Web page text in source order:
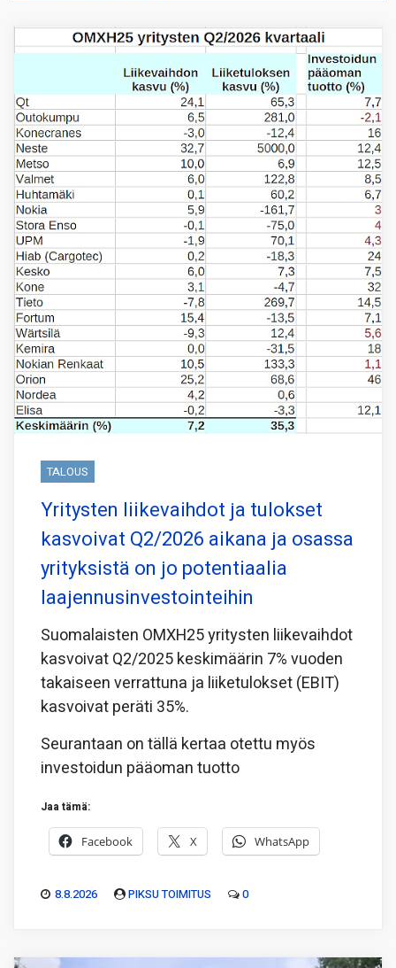
TALOUS
Yritysten liikevaihdot ja tulokset
kasvoivat Q2/2026 aikana ja osassa
yrityksistä on jo potentiaalia
laajennusinvestointeihin
Suomalaisten OMXH25 yritysten liikevaihdot
kasvoivat Q2/2025 keskimäärin 7% vuoden
takaiseen verrattuna ja liiketulokset (EBIT)
kasvoivat peräti 35%.
Seurantaan on tällä kertaa otettu myös
investoidun pääoman tuotto
Jaa tämä:
Facebook X WhatsApp
8.8.2026 PIKSU TOIMITUS 0